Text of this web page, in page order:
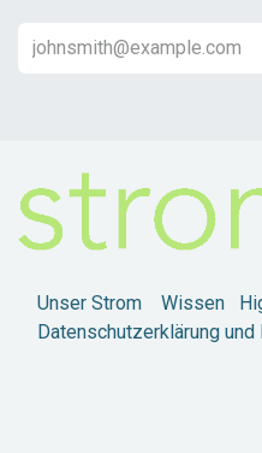
Unser Strom Wissen
Datenschutzerklärung